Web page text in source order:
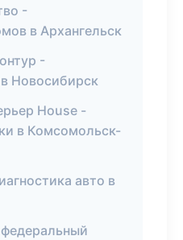
-
в Архангельск
-
Новосибирск
House -
в Комсомольск-
авто в